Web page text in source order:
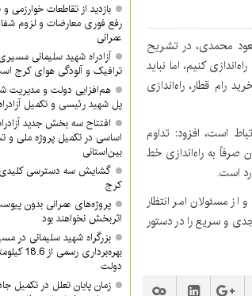
محمدی، در تشریح
کنیم، اما نباید
قطار، راه‌اندازی
است، افزود: تداوم
صرفاً به راه‌اندازی خط
است.
مسئولان امر انتظار
و سریع را در دستور
بازدید از تقاطعات خوارزمی
رفع فوری معارضات و لزوم
عمرانی
آزادراه شهید سلیمانی
ترافیک و آلودگی هوای کرج
هم‌افزایی دولت و مدیریت
پل شهید رئیسی و تکمیل
افتتاح سه بخش جدید
اساسی در تکمیل پروژه ملی و
بین‌استانی
گشایش سه دسترسی کلیدی
کرج
پروژه‌های عمرانی بدون
اثربخش نخواهند بود
بزرگراه شهید سلیمانی در
دولت
زمان پایان تعلل در تکمیل